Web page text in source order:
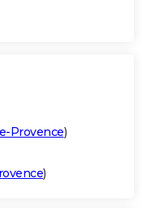
Provence)
)